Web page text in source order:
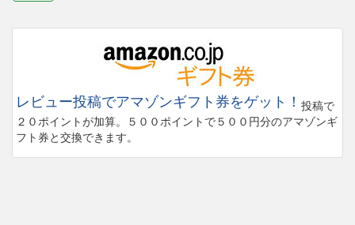
レビュー投稿でアマゾンギフト券をゲット！ 投稿で
２０ポイントが加算。５００ポイントで５００円分のアマゾンギ
フト券と交換できます。